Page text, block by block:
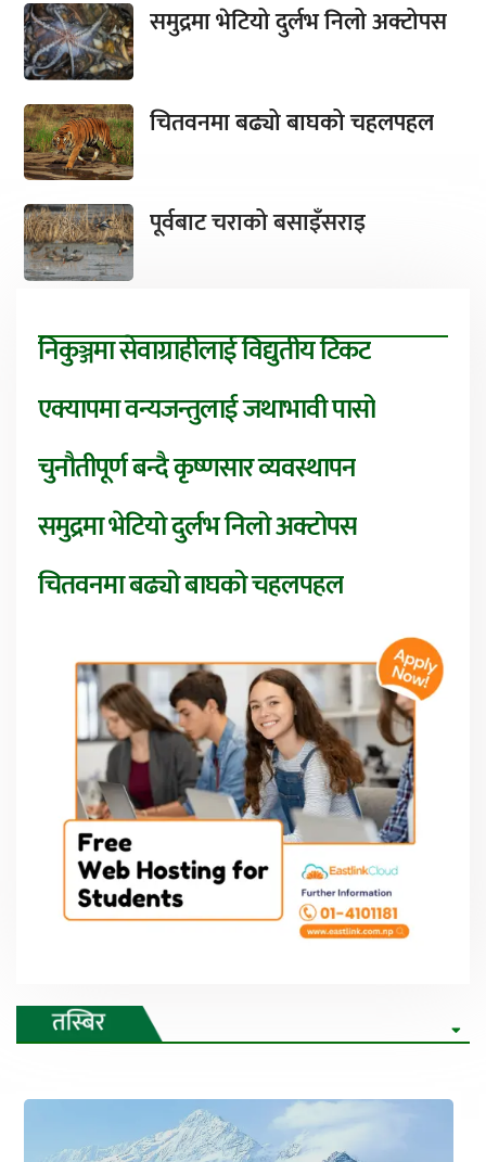
समुद्रमा भेटियो दुर्लभ निलो अक्टोपस
चितवनमा बढ्यो बाघको चहलपहल
पूर्वबाट चराको बसाइँसराइ
निकुञ्जमा सेवाग्राहीलाई विद्युतीय टिकट
एक्यापमा वन्यजन्तुलाई जथाभावी पासो
चुनौतीपूर्ण बन्दै कृष्णसार व्यवस्थापन
समुद्रमा भेटियो दुर्लभ निलो अक्टोपस
चितवनमा बढ्यो बाघको चहलपहल